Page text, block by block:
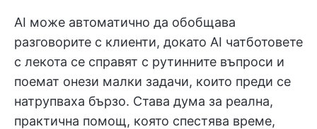
AI може автоматично да обобщава
разговорите с клиенти, докато AI чатботовете
с лекота се справят с рутинните въпроси и
поемат онези малки задачи, които преди се
натрупваха бързо. Става дума за реална,
практична помощ, която спестява време,